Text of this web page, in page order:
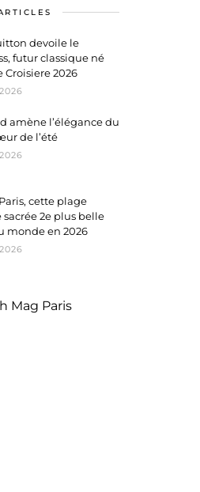
devoile le
futur classique né
Croisiere 2026
amène l’élégance du
de l’été
cette plage
2e plus belle
monde en 2026
Mag Paris